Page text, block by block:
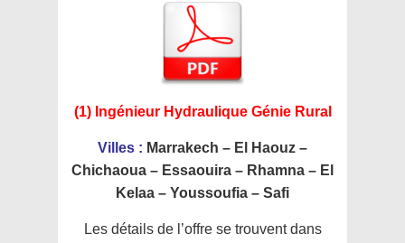
(1) Ingénieur Hydraulique Génie Rural
Villes : Marrakech – El Haouz –
Chichaoua – Essaouira – Rhamna – El
Kelaa – Youssoufia – Safi
Les détails de l’offre se trouvent dans